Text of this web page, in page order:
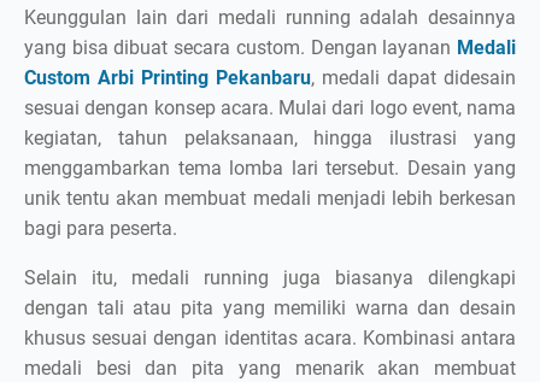
Keunggulan lain dari medali running adalah desainnya
yang bisa dibuat secara custom. Dengan layanan Medali
Custom Arbi Printing Pekanbaru, medali dapat didesain
sesuai dengan konsep acara. Mulai dari logo event, nama
kegiatan, tahun pelaksanaan, hingga ilustrasi yang
menggambarkan tema lomba lari tersebut. Desain yang
unik tentu akan membuat medali menjadi lebih berkesan
bagi para peserta.
Selain itu, medali running juga biasanya dilengkapi
dengan tali atau pita yang memiliki warna dan desain
khusus sesuai dengan identitas acara. Kombinasi antara
medali besi dan pita yang menarik akan membuat